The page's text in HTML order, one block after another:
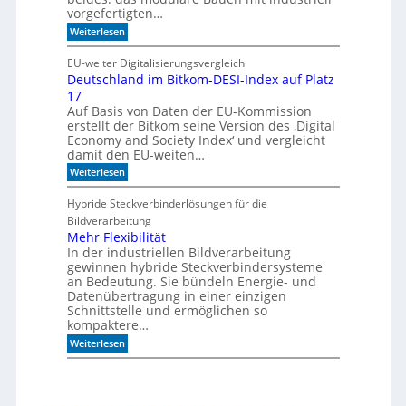
e
n
e
n
i
f
f
i
m
A
k
s
i
k
p
a
n
e
l
vorgefertigten…
Weiterlesen:
H
u
t
s
h
o
n
a
n
o
r
g
e
n
b
a
u
e
n
EU-weiter Digitalisierungsvergleich
Deutschland im Bitkom-DESI-Index auf Platz
17
Auf Basis von Daten der EU-Kommission
erstellt der Bitkom seine Version des ‚Digital
Economy and Society Index‘ und vergleicht
damit den EU-weiten…
Weiterlesen:
D
u
t
s
c
h
l
a
n
d
i
m
B
i
Hybride Steckverbinderlösungen für die
Bildverarbeitung
Mehr Flexibilität
In der industriellen Bildverarbeitung
gewinnen hybride Steckverbindersysteme
an Bedeutung. Sie bündeln Energie- und
Datenübertragung in einer einzigen
Schnittstelle und ermöglichen so
kompaktere…
Weiterlesen:
M